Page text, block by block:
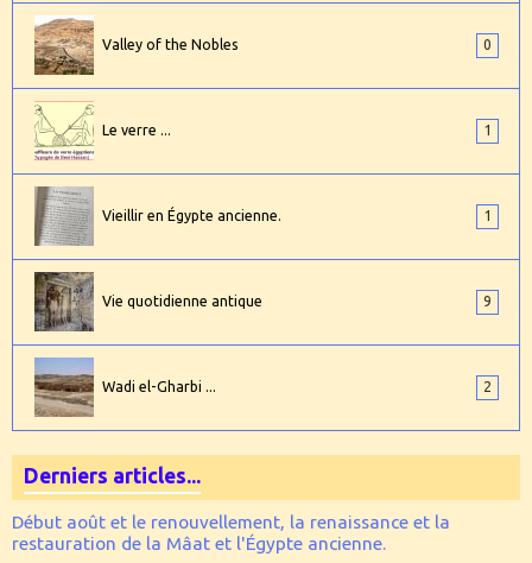
Valley of the Nobles 0
Le verre ... 1
Vieillir en Égypte ancienne. 1
Vie quotidienne antique 9
Wadi el-Gharbi ... 2
Derniers articles...
Début août et le renouvellement, la renaissance et la
restauration de la Mâat et l'Égypte ancienne.